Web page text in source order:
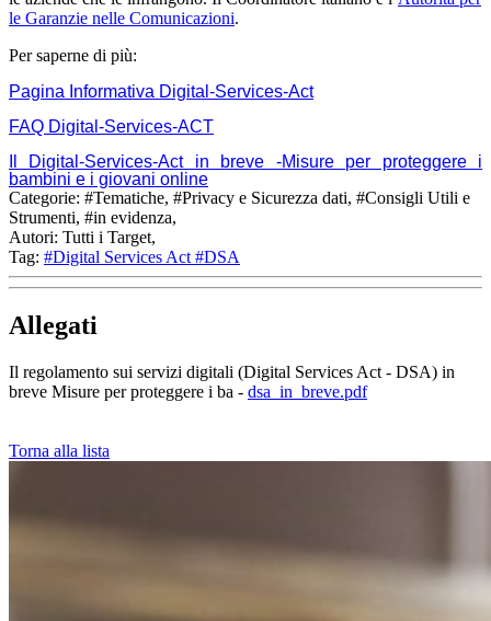
le Garanzie nelle Comunicazioni.
Per saperne di più:
Pagina Informativa Digital-Services-Act
FAQ Digital-Services-ACT
Il Digital-Services-Act in breve -Misure per proteggere i
bambini e i giovani online
Categorie: #Tematiche, #Privacy e Sicurezza dati, #Consigli Utili e
Strumenti, #in evidenza,
Autori: Tutti i Target,
Tag: #Digital Services Act#DSA
Allegati
Il regolamento sui servizi digitali (Digital Services Act - DSA) in
breve Misure per proteggere i ba - dsa_in_breve.pdf
Torna alla lista